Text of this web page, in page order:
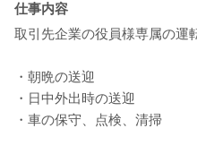
仕事内容
取引先企業の役員様専属の運
・朝晩の送迎
・日中外出時の送迎
・車の保守、点検、清掃